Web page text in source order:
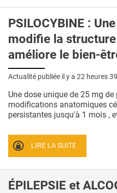
PSILOCYBINE :
modifie la
améliore le bien-
Actualité publiée il y a 22 heures
Une dose unique de 25 mg
modifications anatomiques
persistantes jusqu'à 1 mois ,
LIRE LA SUITE
ÉPILEPSIE et